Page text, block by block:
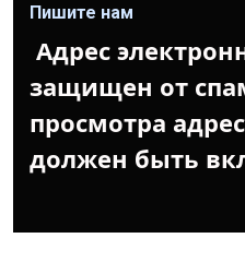
Пишите нам
Адрес
защищен от
просмотра
должен быть